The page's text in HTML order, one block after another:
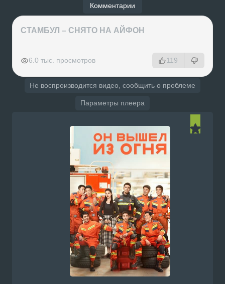
Комментарии
СТАМБУЛ – СНЯТО НА АЙФОН
6.0 тыс. просмотров 119
Не воспроизводится видео, сообщить о проблеме
Параметры плеера